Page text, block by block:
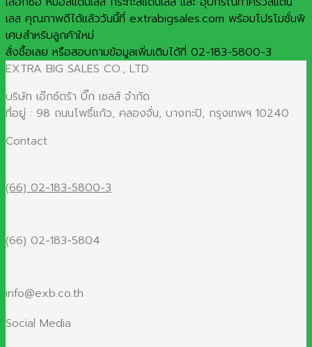
เลส คุณภาพดีได้แล้ววันนี้ที่ extrabigsales.com พร้อมโปรโมชั่นพิ
เศษสำหรับลูกค้าใหม่
สั่งซื้อเลย หรือสอบถามข้อมูลเพิ่มเติมได้ที่ 02-183-5800-3
EXTRA BIG SALES CO., LTD.
บริษัท เอ๊กซ์ตร้า บิ๊ก เซลส์ จำกัด
ที่อยู่ : 98 ถนนโพธิ์แก้ว, คลองจั่น, บางกะปิ, กรุงเทพฯ 10240
Contact
(66) 02-183-5800-3
(66) 02-183-5804
info@exb.co.th
Social Media